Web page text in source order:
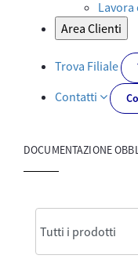
Lavora
Area Clienti
Trova Filiale
Contatti
DOCUMENTAZIONE